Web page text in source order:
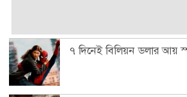
৭ দিনেই বিলিয়ন ডলার আয়